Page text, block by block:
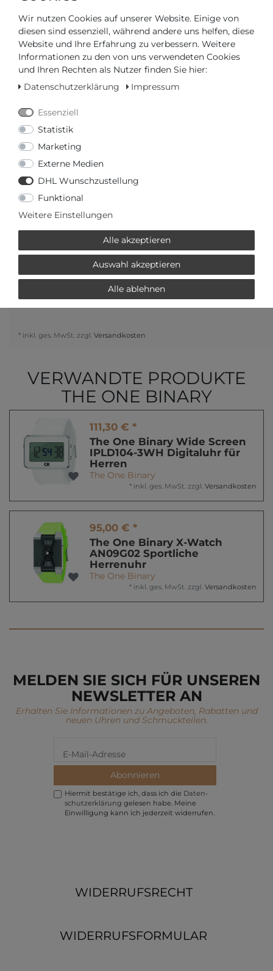
AUTORISIERTER HÄNDLER
SCHNELLE LIEFERZEIT
*
Wunschliste Frage zum Artikel
IN DEN WARENKORB
oder
* inkl. ges. MwSt. zzgl. Versandkosten
VERWANDTE PRODUKTE
THE ONE BINARY
111,30 € *
The One Binary Wide Screen
IPLD104-3WH Digitaluhr für
Herren
The One Binary
* inkl. ges. MwSt. zzgl. Versandkosten
95,00 € *
The One Binary X-Watch
AN09G02 Sportliche
Herrenuhr
The One Binary
* inkl. ges. MwSt. zzgl. Versandkosten
MELDEN SIE SICH FÜR UNSEREN
NEWSLETTER AN
Erhalten Sie Informationen zu Angeboten, Rabatten und
neuen Uhren und Schmuckteilen.
Abonnieren
Hiermit bestätige ich, dass ich die Daten­
schutz­erklärung gelesen habe. Meine
Einwilligung kann ich jederzeit widerrufen.
WIDERRUFSRECHT
WIDERRUFSFORMULAR
Wir nutzen Cookies auf unserer Website. Einige von
diesen sind essenziell, während andere uns helfen, diese
Website und Ihre Erfahrung zu verbessern. Weitere
Informationen zu den von uns verwendeten Cookies
und Ihren Rechten als Nutzer finden Sie hier:
Datenschutzerklärung
Impressum
Essenziell
Statistik
Marketing
Externe Medien
DHL Wunschzustellung
Funktional
Weitere Einstellungen
Alle akzeptieren
Auswahl akzeptieren
Alle ablehnen